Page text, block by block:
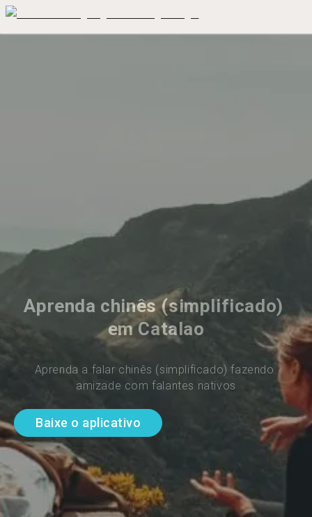
Aprenda chinês (simplificado)
em Catalao
Aprenda a falar chinês (simplificado) fazendo
amizade com falantes nativos
Baixe o aplicativo